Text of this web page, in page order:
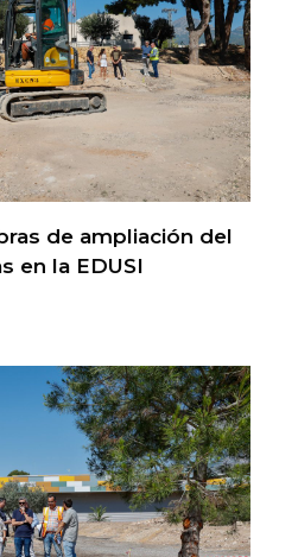
de ampliación del
en la EDUSI